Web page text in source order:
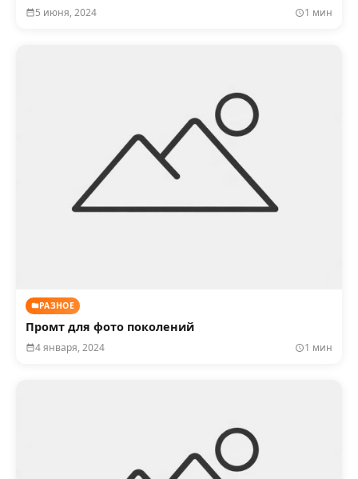
5 июня, 2024 1 мин
РАЗНОЕ
Промт для фото поколений
4 января, 2024 1 мин